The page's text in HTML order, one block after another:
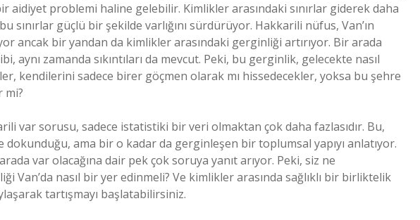
aidiyet problemi haline gelebilir. Kimlikler arasındaki sınırlar giderek daha
sınırlar güçlü bir şekilde varlığını sürdürüyor. Hakkarili nüfus, Van’ın
ancak bir yandan da kimlikler arasındaki gerginliği artırıyor. Bir arada
aynı zamanda sıkıntıları da mevcut. Peki, bu gerginlik, gelecekte nasıl
kendilerini sadece birer göçmen olarak mı hissedecekler, yoksa bu şehre
mi?
var sorusu, sadece istatistiki bir veri olmaktan çok daha fazlasıdır. Bu,
ama bir o kadar da gerginleşen bir toplumsal yapıyı anlatıyor.
var olacağına dair pek çok soruya yanıt arıyor. Peki, siz ne
Van’da nasıl bir yer edinmeli? Ve kimlikler arasında sağlıklı bir birliktelik
tartışmayı başlatabilirsiniz.